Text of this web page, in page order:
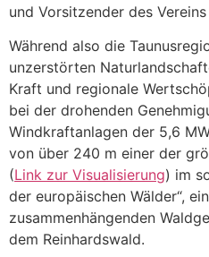
und Vorsitzender des Vereins
Während also die
unzerstörten
Kraft und regionale
bei der drohenden
Windkraftanlagen der 5,6
von über 240 m einer der
(Link zur Visualisierung) im
der europäischen Wälder“,
zusammenhängenden
dem Reinhardswald.